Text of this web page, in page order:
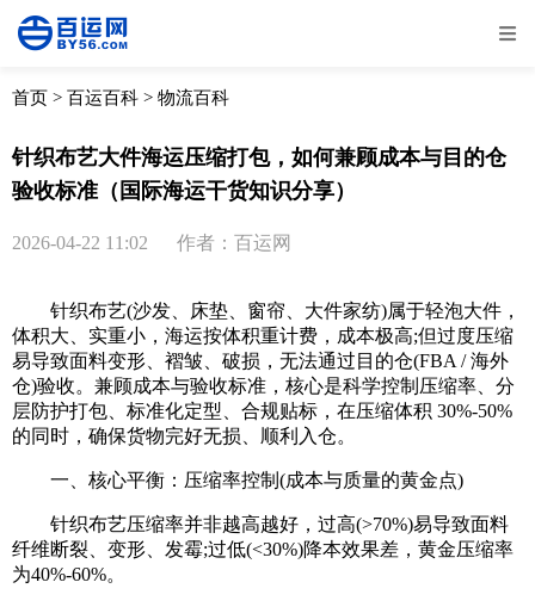
全部 物流资讯
取消
首页 > 百运百科 > 物流百科
针织布艺大件海运压缩打包，如何兼顾成本与目的仓
验收标准（国际海运干货知识分享）
2026-04-22 11:02 作者：百运网
针织布艺(沙发、床垫、窗帘、大件家纺)属于轻泡大件，
体积大、实重小，海运按体积重计费，成本极高;但过度压缩
易导致面料变形、褶皱、破损，无法通过目的仓(FBA / 海外
仓)验收。兼顾成本与验收标准，核心是科学控制压缩率、分
层防护打包、标准化定型、合规贴标，在压缩体积 30%-50%
的同时，确保货物完好无损、顺利入仓。
一、核心平衡：压缩率控制(成本与质量的黄金点)
针织布艺压缩率并非越高越好，过高(>70%)易导致面料
纤维断裂、变形、发霉;过低(<30%)降本效果差，黄金压缩率
为40%-60%。